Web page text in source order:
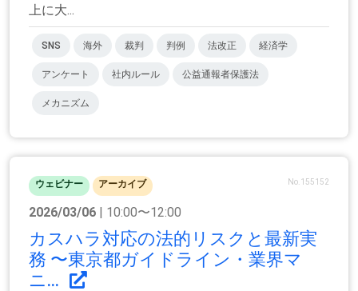
上に大...
SNS 海外 裁判 判例 法改正 経済学
アンケート 社内ルール 公益通報者保護法
メカニズム
ウェビナー アーカイブ No.155152
2026/03/06 | 10:00〜12:00
カスハラ対応の法的リスクと最新実
務 〜東京都ガイドライン・業界マ
ニ...